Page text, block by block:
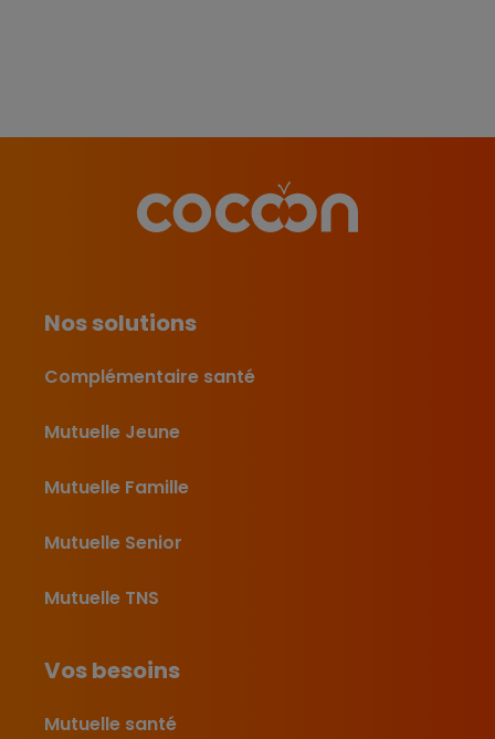
Nos solutions
Complémentaire santé
Mutuelle Jeune
Mutuelle Famille
Mutuelle Senior
Mutuelle TNS
Vos besoins
Mutuelle santé